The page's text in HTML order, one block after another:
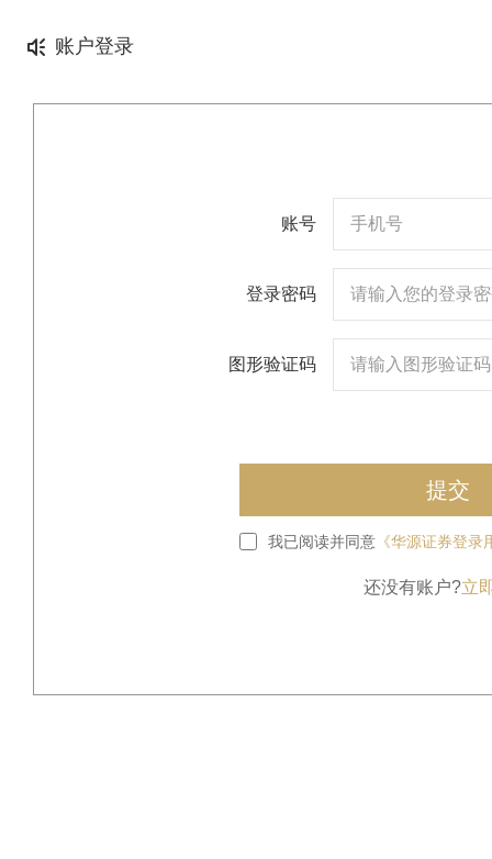
账户登录
账号
登录密码
图形验证码
提交
我已阅读并同意《华源证券登录
还没有账户?立